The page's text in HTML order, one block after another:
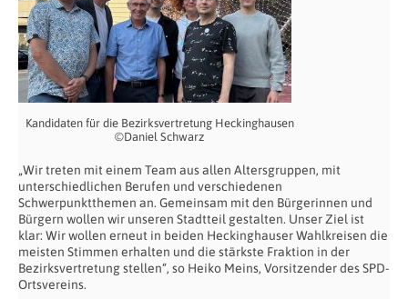
Kandidaten für die Bezirksvertretung Heckinghausen
©Daniel Schwarz
„Wir treten mit einem Team aus allen Altersgruppen, mit
unterschiedlichen Berufen und verschiedenen
Schwerpunktthemen an. Gemeinsam mit den Bürgerinnen und
Bürgern wollen wir unseren Stadtteil gestalten. Unser Ziel ist
klar: Wir wollen erneut in beiden Heckinghauser Wahlkreisen die
meisten Stimmen erhalten und die stärkste Fraktion in der
Bezirksvertretung stellen“, so Heiko Meins, Vorsitzender des SPD-
Ortsvereins.